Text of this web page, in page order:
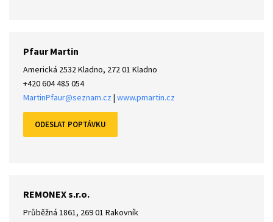
Pfaur Martin
Americká 2532 Kladno, 272 01 Kladno
+420 604 485 054
MartinPfaur@seznam.cz| www.pmartin.cz
REMONEX s.r.o.
Průběžná 1861, 269 01 Rakovník